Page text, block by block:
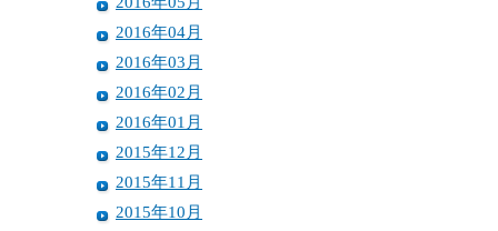
2016年04月
2016年03月
2016年02月
2016年01月
2015年12月
2015年11月
2015年10月